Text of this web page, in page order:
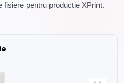
fisiere pentru productie XPrint.